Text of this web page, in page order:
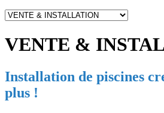
VENTE &
Installation de piscines
plus !